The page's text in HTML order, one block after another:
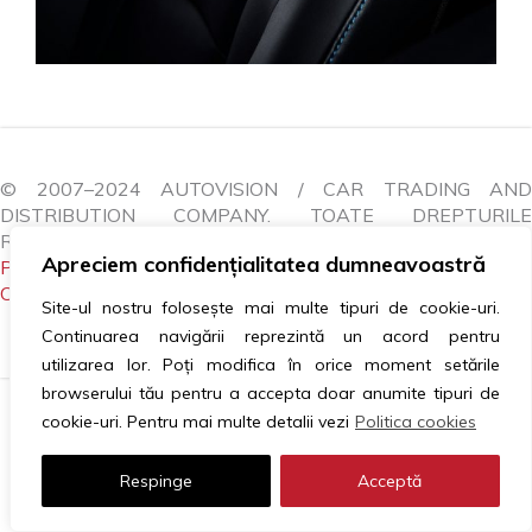
Apreciem confidențialitatea dumneavoastră
Site-ul nostru folosește mai multe tipuri de cookie-uri.
Continuarea navigării reprezintă un acord pentru
utilizarea lor. Poți modifica în orice moment setările
browserului tău pentru a accepta doar anumite tipuri de
cookie-uri. Pentru mai multe detalii vezi Politica cookies
Respinge Acceptă
© 2007–2024 AUTOVISION / CAR TRADING AND
DISTRIBUTION COMPANY. TOATE DREPTURILE
REZERVATE.
POLITICA COOKIES|GDPR|ANPC|LITIGII
CONTACTEAZĂ-NE